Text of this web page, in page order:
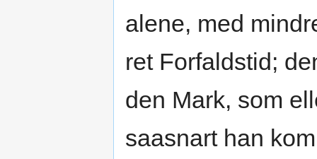
alene, med
ret Forfaldstid;
den Mark, som
saasnart han